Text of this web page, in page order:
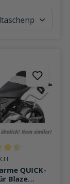
Bewertung
QUICK-
Blaze